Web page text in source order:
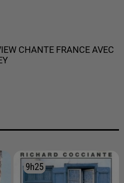
CHANTE FRANCE AVEC
9h25
9h25